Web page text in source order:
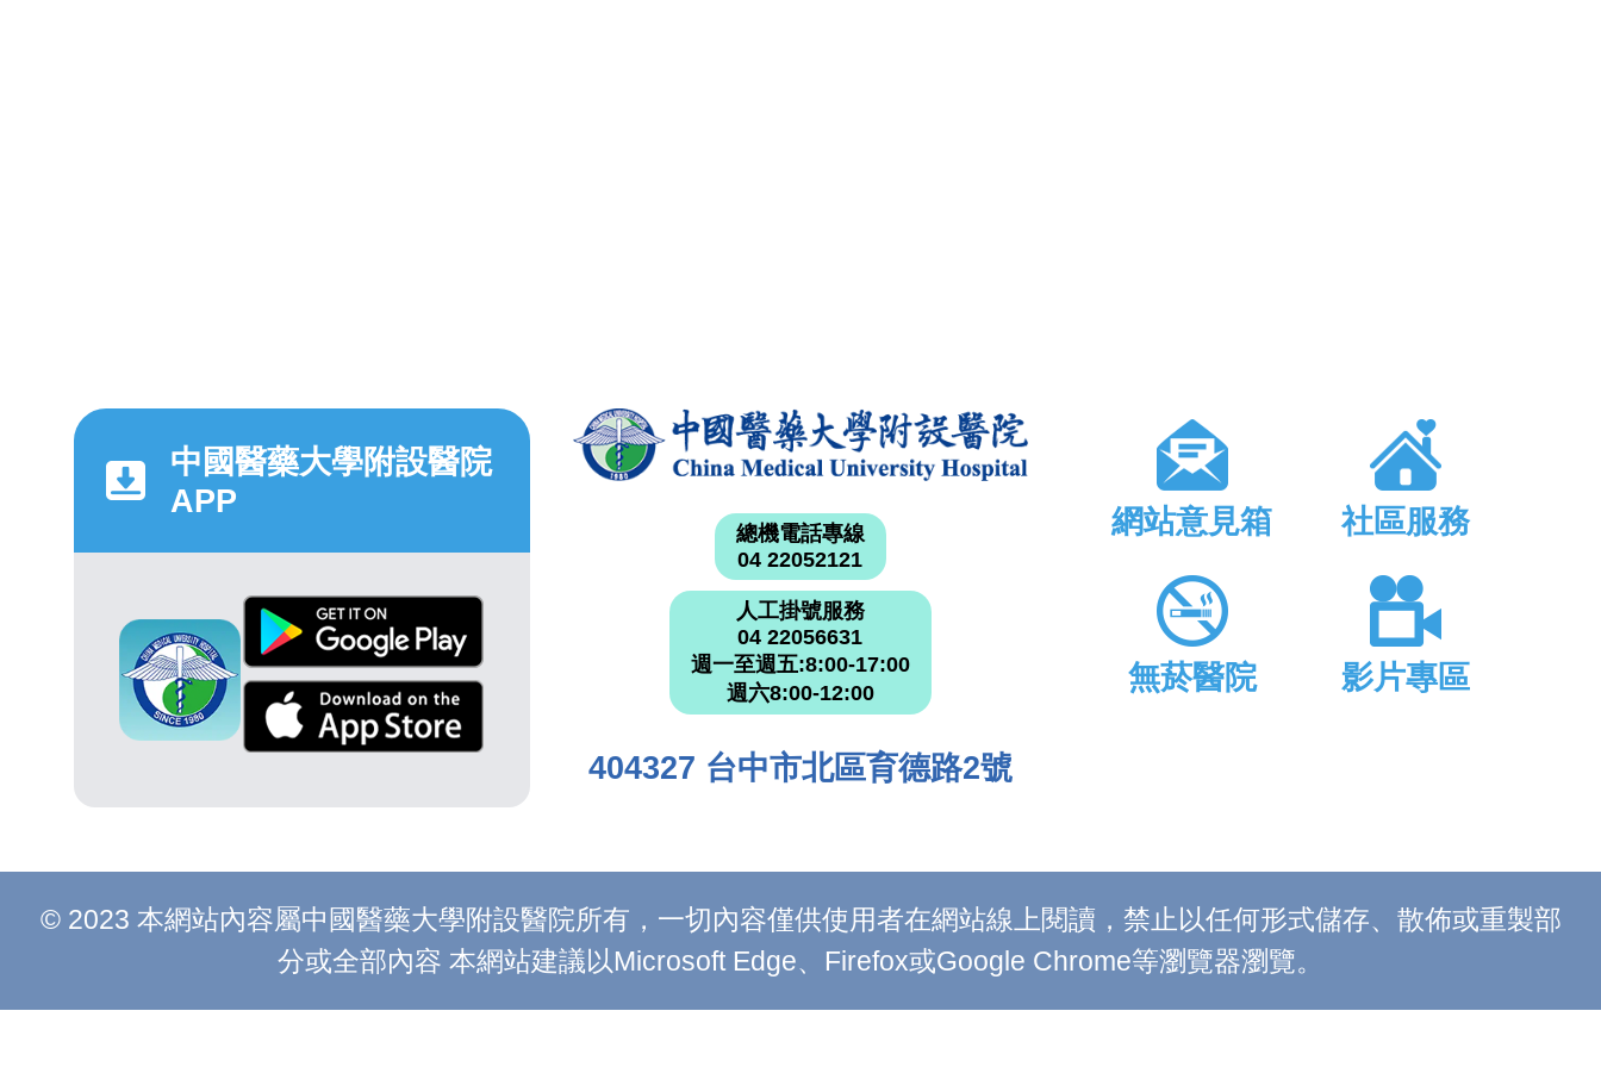
中國醫藥大學附設醫院
APP
總機電話專線
04 22052121
人工掛號服務
04 22056631
週一至週五:8:00-17:00
週六8:00-12:00
404327 台中市北區育德路2號
網站意見箱 社區服務
無菸醫院 影片專區
© 2023 本網站內容屬中國醫藥大學附設醫院所有，一切內容僅供使用者在網站線上閱讀，禁止以任何形式儲存、散佈或重製部
分或全部內容 本網站建議以Microsoft Edge、Firefox或Google Chrome等瀏覽器瀏覽。